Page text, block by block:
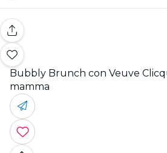
Bubbly Brunch con Veuve
mamma